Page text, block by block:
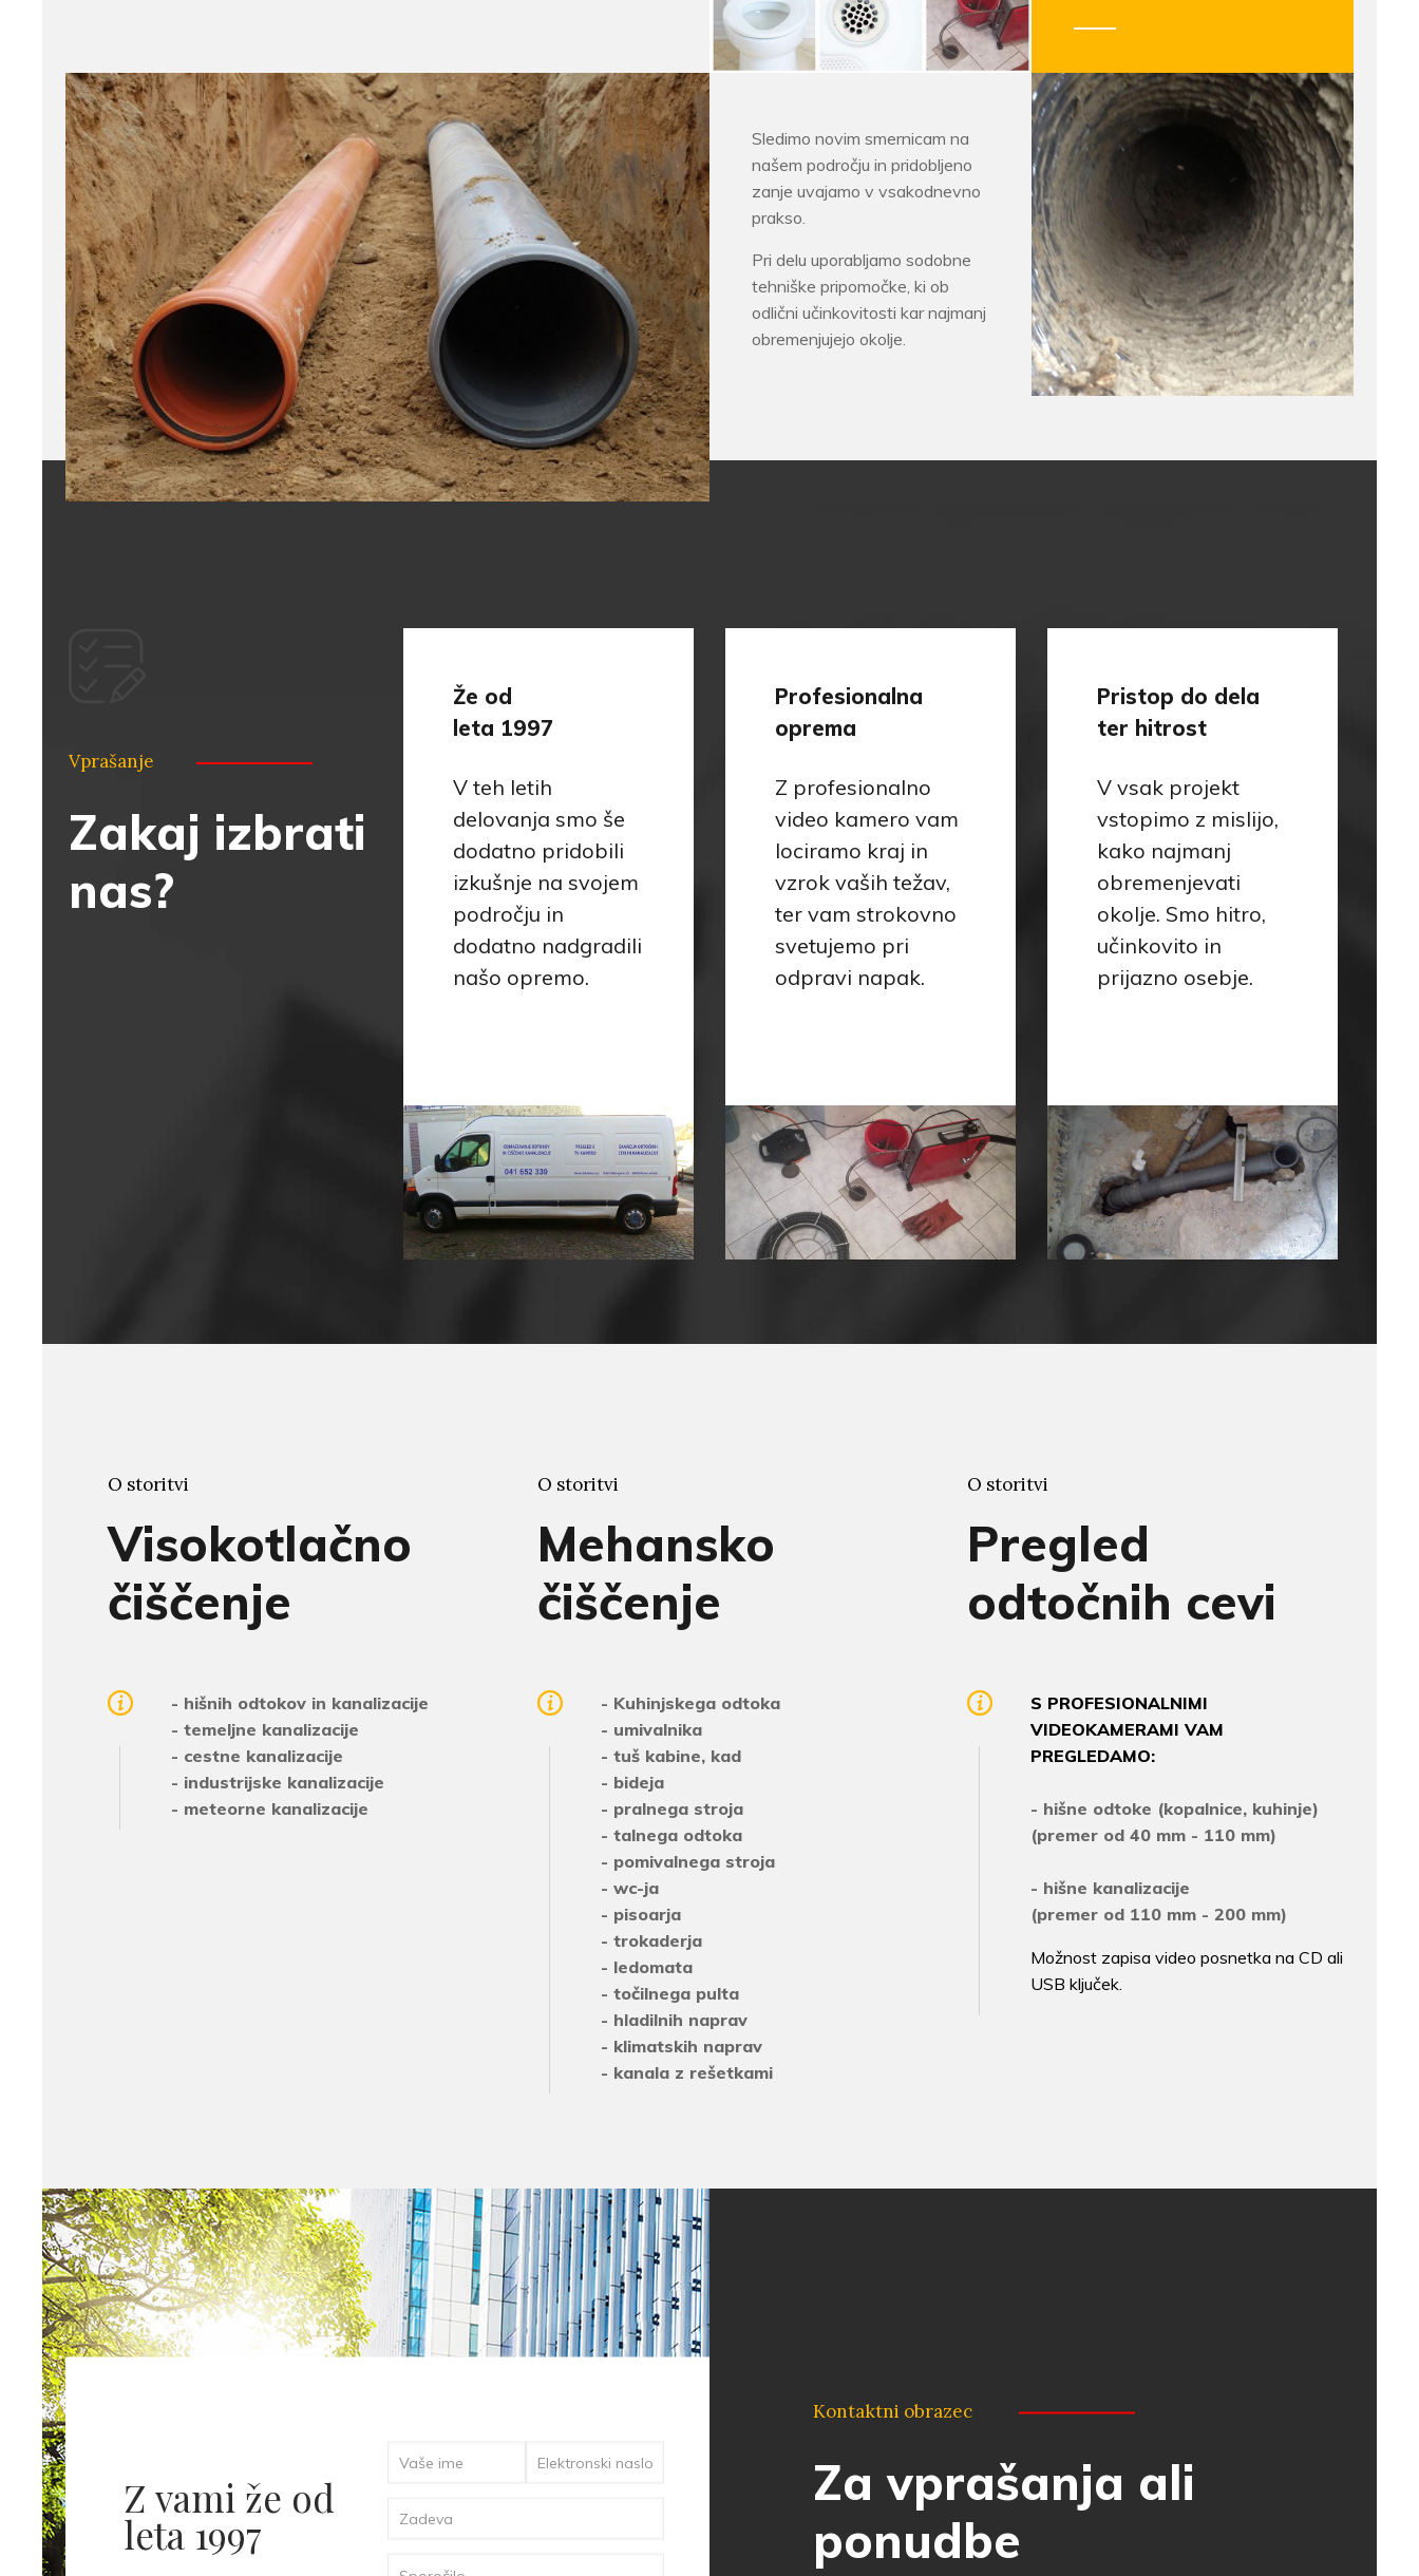
Sledimo novim smernicam na
našem področju in pridobljeno
zanje uvajamo v vsakodnevno
prakso.
Pri delu uporabljamo sodobne
tehniške pripomočke, ki ob
odlični učinkovitosti kar najmanj
obremenjujejo okolje.
Vprašanje
Zakaj izbrati
nas?
Že od
leta 1997
V teh letih
delovanja smo še
dodatno pridobili
izkušnje na svojem
področju in
dodatno nadgradili
našo opremo.
Profesionalna
oprema
Z profesionalno
video kamero vam
lociramo kraj in
vzrok vaših težav,
ter vam strokovno
svetujemo pri
odpravi napak.
Pristop do dela
ter hitrost
V vsak projekt
vstopimo z mislijo,
kako najmanj
obremenjevati
okolje. Smo hitro,
učinkovito in
prijazno osebje.
O storitvi
Visokotlačno
čiščenje
- hišnih odtokov in kanalizacije
- temeljne kanalizacije
- cestne kanalizacije
- industrijske kanalizacije
- meteorne kanalizacije
O storitvi
Mehansko
čiščenje
- Kuhinjskega odtoka
- umivalnika
- tuš kabine, kad
- bideja
- pralnega stroja
- talnega odtoka
- pomivalnega stroja
- wc-ja
- pisoarja
- trokaderja
- ledomata
- točilnega pulta
- hladilnih naprav
- klimatskih naprav
- kanala z rešetkami
O storitvi
Pregled
odtočnih cevi
S PROFESIONALNIMI
VIDEOKAMERAMI VAM
PREGLEDAMO:
- hišne odtoke (kopalnice, kuhinje)
(premer od 40 mm - 110 mm)
- hišne kanalizacije
(premer od 110 mm - 200 mm)
Možnost zapisa video posnetka na CD ali
USB ključek.
Z vami že od
leta 1997
Kontaktni obrazec
Za vprašanja ali
ponudbe